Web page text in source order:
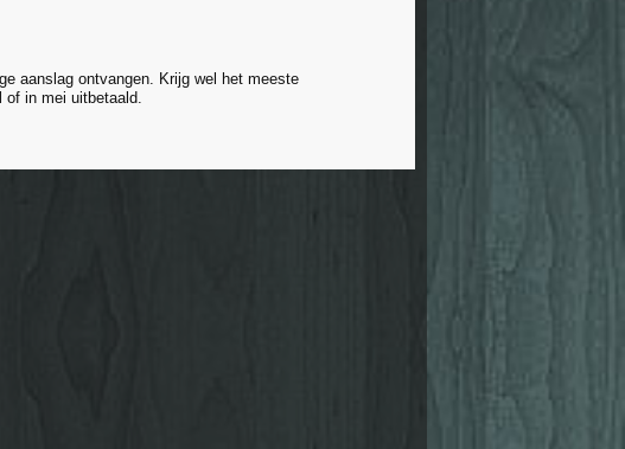
aanslag ontvangen. Krijg wel het meeste
of in mei uitbetaald.